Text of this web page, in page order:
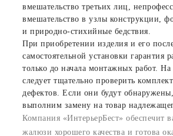
вмешательство третьих лиц,
вмешательство в узлы конструкции,
и природно-стихийные бедствия.
При приобретении изделия и его
самостоятельной установки гарантия
только до начала монтажных работ.
следует тщательно проверить
дефектов. Если они будут
выполним замену на товар
Компания «ИнтерьерБест» обеспечит
жалюзи хорошего качества и готова